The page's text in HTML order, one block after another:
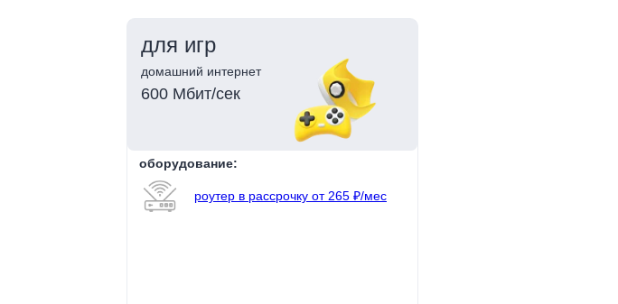
домашний интернет
600 Мбит/сек
роутер в рассрочку от 265 ₽/мес
оборудование:
для игр